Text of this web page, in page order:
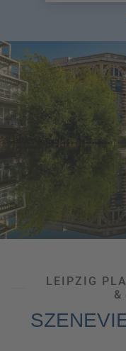
LEIPZIG
&